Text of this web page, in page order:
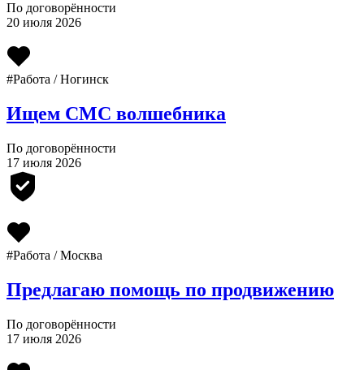
По договорённости
20 июля 2026
#Работа / Ногинск
Ищем СМС волшебника
По договорённости
17 июля 2026
#Работа / Москва
Предлагаю помощь по продвижению
По договорённости
17 июля 2026